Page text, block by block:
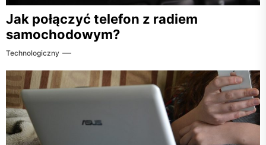
Jak połączyć telefon z radiem
samochodowym?
Technologiczny